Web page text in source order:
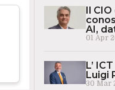
Il
AI,
01 Apr
L’
Luigi
30 Mar